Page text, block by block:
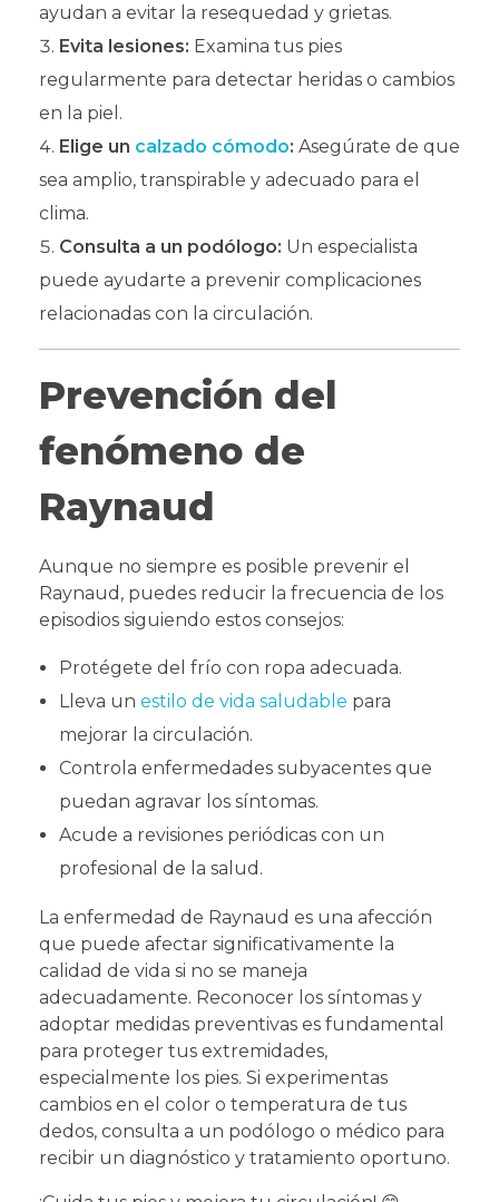
ayudan a evitar la resequedad y grietas.
Evita lesiones: Examina tus pies
regularmente para detectar heridas o cambios
en la piel.
Elige un calzado cómodo: Asegúrate de que
sea amplio, transpirable y adecuado para el
clima.
Consulta a un podólogo: Un especialista
puede ayudarte a prevenir complicaciones
relacionadas con la circulación.
Prevención del
fenómeno de
Raynaud
Aunque no siempre es posible prevenir el
Raynaud, puedes reducir la frecuencia de los
episodios siguiendo estos consejos:
Protégete del frío con ropa adecuada.
Lleva un estilo de vida saludable para
mejorar la circulación.
Controla enfermedades subyacentes que
puedan agravar los síntomas.
Acude a revisiones periódicas con un
profesional de la salud.
La enfermedad de Raynaud es una afección
que puede afectar significativamente la
calidad de vida si no se maneja
adecuadamente. Reconocer los síntomas y
adoptar medidas preventivas es fundamental
para proteger tus extremidades,
especialmente los pies. Si experimentas
cambios en el color o temperatura de tus
dedos, consulta a un podólogo o médico para
recibir un diagnóstico y tratamiento oportuno.